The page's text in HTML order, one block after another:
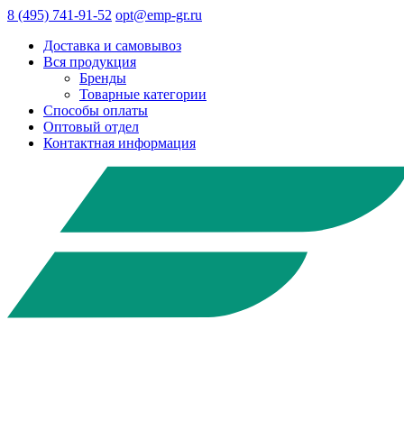
8 (495) 741-91-52 opt@emp-gr.ru
Доставка и самовывоз
Вся продукция
Бренды
Товарные категории
Способы оплаты
Оптовый отдел
Контактная информация